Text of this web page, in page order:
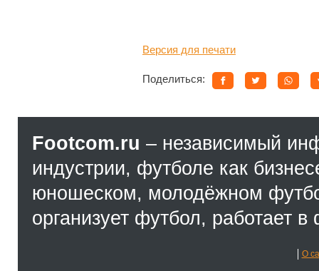
Версия для печати
Поделиться:
Footcom.ru – независимый
индустрии, футболе как
юношеском, молодёжном
организует футбол, работает
О